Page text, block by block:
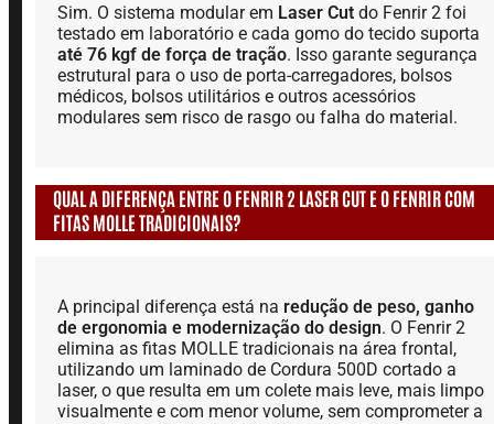
Sim. O sistema modular em Laser Cut do Fenrir 2 foi
testado em laboratório e cada gomo do tecido suporta
até 76 kgf de força de tração. Isso garante segurança
estrutural para o uso de porta-carregadores, bolsos
médicos, bolsos utilitários e outros acessórios
modulares sem risco de rasgo ou falha do material.
QUAL A DIFERENÇA ENTRE O FENRIR 2 LASER CUT E O FENRIR COM
FITAS MOLLE TRADICIONAIS?
A principal diferença está na redução de peso, ganho
de ergonomia e modernização do design. O Fenrir 2
elimina as fitas MOLLE tradicionais na área frontal,
utilizando um laminado de Cordura 500D cortado a
laser, o que resulta em um colete mais leve, mais limpo
visualmente e com menor volume, sem comprometer a